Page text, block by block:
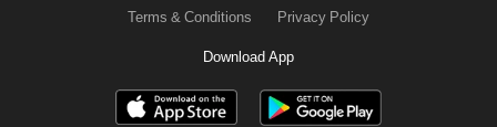
Terms & Conditions
Privacy Policy
Download App